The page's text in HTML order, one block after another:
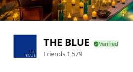
THE BLUE
Friends 1,579